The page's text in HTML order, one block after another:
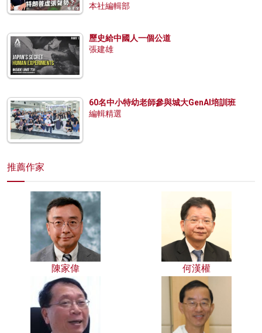
本社編輯部
歷史給中國人一個公道
張建雄
60名中小特幼老師參與城大GenAI培訓班
編輯精選
推薦作家
陳家偉 何漢權